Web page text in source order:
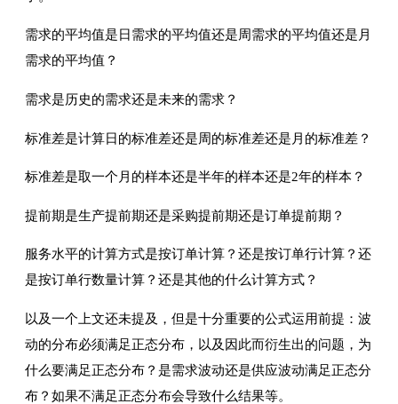
需求的平均值是日需求的平均值还是周需求的平均值还是月
需求的平均值？
需求是历史的需求还是未来的需求？
标准差是计算日的标准差还是周的标准差还是月的标准差？
标准差是取一个月的样本还是半年的样本还是2年的样本？
提前期是生产提前期还是采购提前期还是订单提前期？
服务水平的计算方式是按订单计算？还是按订单行计算？还
是按订单行数量计算？还是其他的什么计算方式？
以及一个上文还未提及，但是十分重要的公式运用前提：波
动的分布必须满足正态分布，以及因此而衍生出的问题，为
什么要满足正态分布？是需求波动还是供应波动满足正态分
布？如果不满足正态分布会导致什么结果等。